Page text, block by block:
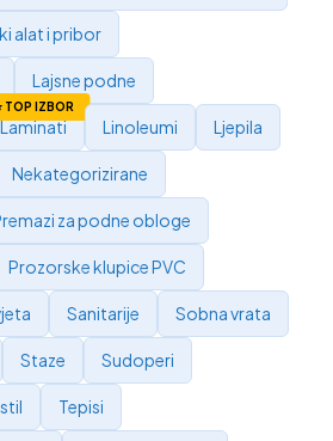
alat i pribor
Lajsne podne
Laminati Linoleumi Ljepila
Nekategorizirane
za podne obloge
Prozorske klupice PVC
Sanitarije Sobna vrata
Staze Sudoperi
Tepisi